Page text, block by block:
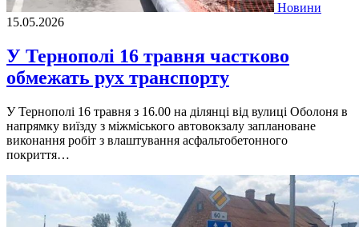
Новини
15.05.2026
У Тернополі 16 травня частково
обмежать рух транспорту
У Тернополі 16 травня з 16.00 на ділянці від вулиці Оболоня в
напрямку виїзду з міжміського автовокзалу заплановане
виконання робіт з влаштування асфальтобетонного
покриття…